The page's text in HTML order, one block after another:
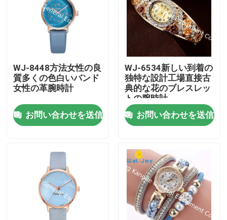
プロダクト
私達について
WJ-8448方法女性の良
質多くの色白いバンド
女性の革腕時計
お問い合わせを送信
WJ-6534新しい到着の
独特な設計工場直接古
典的な花のブレスレッ
トの腕時計
お問い合わせを送信